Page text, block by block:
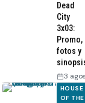
Dead
City
3x03:
Promo,
fotos y
3
HOUSE
OF THE